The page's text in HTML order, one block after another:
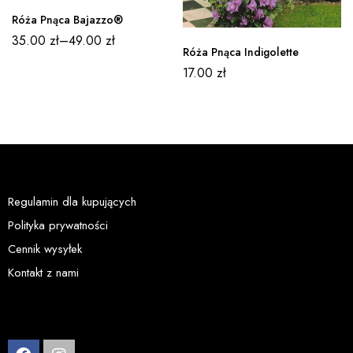
Róża Pnąca Bajazzo®
35.00 zł–49.00 zł
Róża Pnąca Indigolette
17.00 zł
Regulamin dla kupujących
Polityka prywatności
Cennik wysyłek
Kontakt z nami